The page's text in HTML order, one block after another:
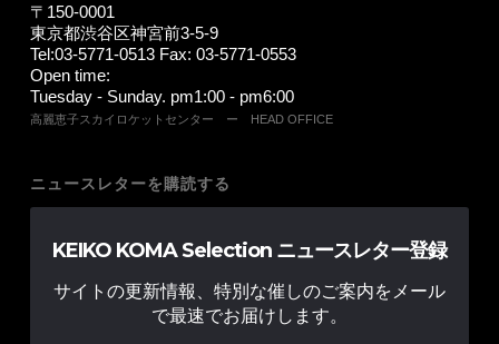
〒150-0001
東京都渋谷区神宮前3-5-9
Tel:03-5771-0513 Fax: 03-5771-0553
Open time:
Tuesday - Sunday. pm1:00 - pm6:00
高麗恵子スカイロケットセンター ー HEAD OFFICE
ニュースレターを購読する
KEIKO KOMA Selection ニュースレター登録
サイトの更新情報、特別な催しのご案内をメール
で最速でお届けします。